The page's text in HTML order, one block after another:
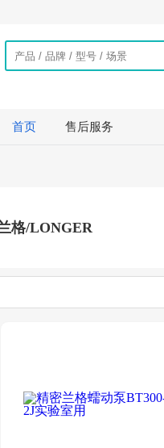
首页 售后服务
格/LONGER